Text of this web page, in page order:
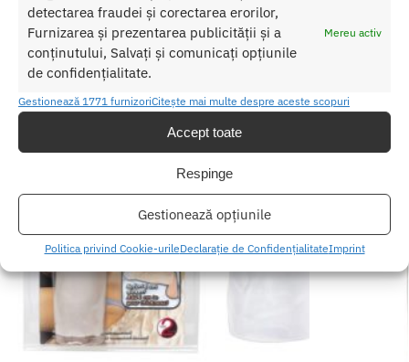
detectarea fraudei și corectarea erorilor,
Furnizarea și prezentarea publicității și a
conținutului, Salvați și comunicați opțiunile
de confidențialitate.
Mereu activ
Gestionează 1771 furnizoriCitește mai multe despre aceste scopuri
Accept toate
Respinge
Gestionează opțiunile
Politica privind Cookie-urileDeclarație de ConfidențialitateImprint
-17%